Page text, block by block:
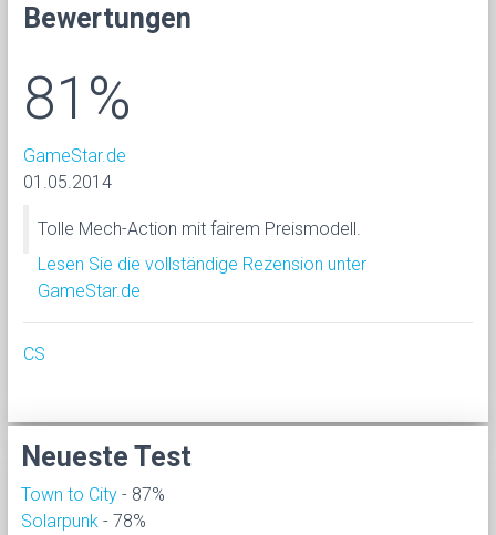
Bewertungen
81%
GameStar.de
01.05.2014
Tolle Mech-Action mit fairem Preismodell.
Lesen Sie die vollständige Rezension unter
GameStar.de
CS
Neueste Test
Town to City - 87%
Solarpunk - 78%